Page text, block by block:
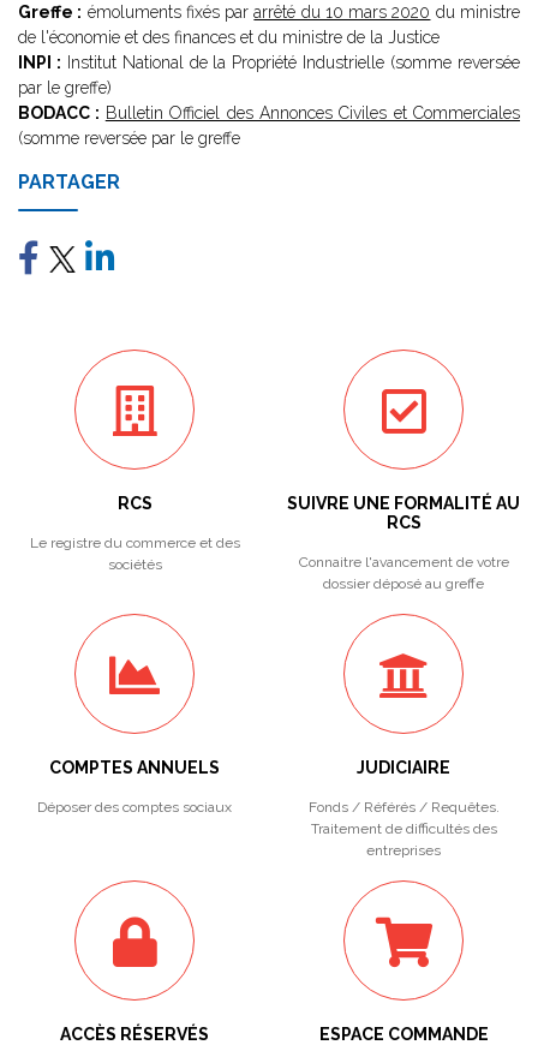
Greffe : émoluments fixés pararrêté du 10 mars 2020 du ministre
de l'économie et des finances et du ministre de la Justice
INPI : Institut National de la Propriété Industrielle (somme reversée
par le greffe)
BODACC : Bulletin Officiel des Annonces Civiles et Commerciales
(somme reversée par le greffe
PARTAGER
RCS
Le registre du commerce et des
sociétés
SUIVRE UNE FORMALITÉ AU
RCS
Connaitre l'avancement de votre
dossier déposé au greffe
COMPTES ANNUELS
Déposer des comptes sociaux
JUDICIAIRE
Fonds / Référés / Requêtes.
Traitement de difficultés des
entreprises
ACCÈS RÉSERVÉS ESPACE COMMANDE